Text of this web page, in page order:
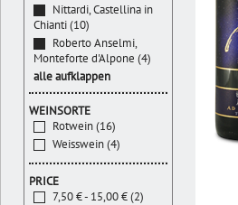
Nittardi, Castellina in
Chianti (10)
Roberto Anselmi,
Monteforte d'Alpone (4)
alle aufklappen
WEINSORTE
Rotwein (16)
Weisswein (4)
PRICE
7,50 € - 15,00 € (2)